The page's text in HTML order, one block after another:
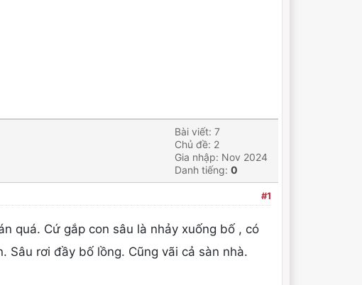
Bài viết: 7
Chủ đề: 2
Gia nhập: Nov 2024
Danh tiếng: 0
#1
quá. Cứ gắp con sâu là nhảy xuống bố , có
Sâu rơi đầy bố lồng. Cũng vãi cả sàn nhà.